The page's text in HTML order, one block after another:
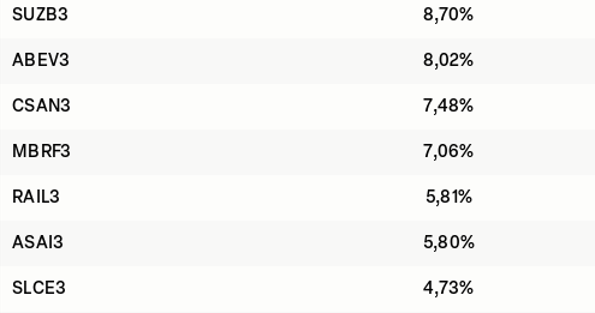
SUZB3 8,70%
ABEV3 8,02%
CSAN3 7,48%
MBRF3 7,06%
RAIL3 5,81%
ASAI3 5,80%
SLCE3 4,73%